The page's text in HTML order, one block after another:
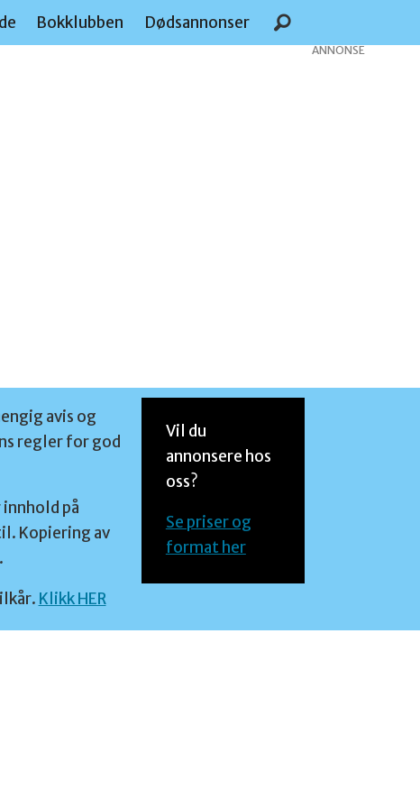
Bokklubben Dødsannonser
ANNONSE
avis og
regler for god
på
Kopiering av
Klikk HER
Vil du
annonsere hos
oss?
Se priser og
format her